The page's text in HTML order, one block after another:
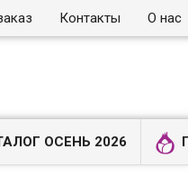
Контакты О нас
ОСЕНЬ 2026